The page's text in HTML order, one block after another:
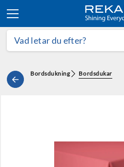
Hoppa till innehållet
Bordsdukning Bordsdukar